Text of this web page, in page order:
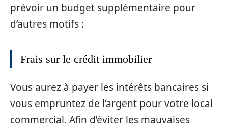
prévoir un budget supplémentaire pour
d’autres motifs :
Frais sur le crédit immobilier
Vous aurez à payer les intérêts bancaires si
vous empruntez de l’argent pour votre local
commercial. Afin d’éviter les mauvaises